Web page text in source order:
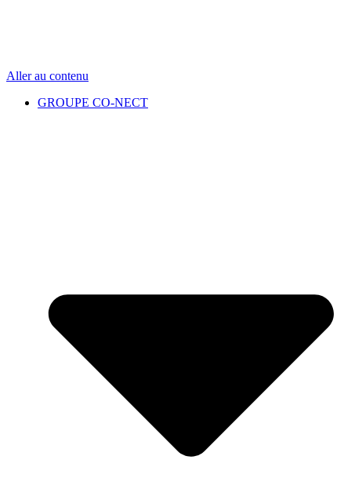
Aller au contenu
GROUPE CO-NECT